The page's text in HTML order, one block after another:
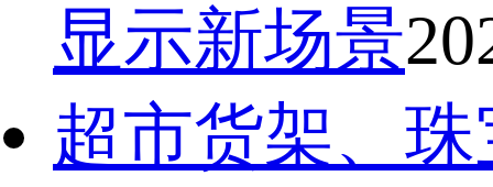
显示新场景
超市货架、